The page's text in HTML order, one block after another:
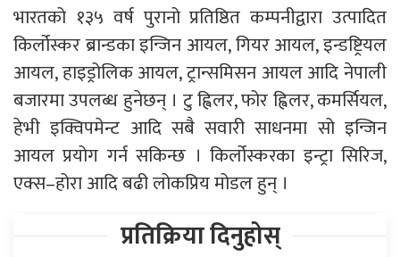
भारतको १३५ वर्ष पुरानो प्रतिष्ठित कम्पनीद्वारा उत्पादित
किर्लोस्कर ब्रान्डका इन्जिन आयल, गियर आयल, इन्डष्ट्रियल
आयल, हाइड्रोलिक आयल, ट्रान्समिसन आयल आदि नेपाली
बजारमा उपलब्ध हुनेछन् । टु ह्विलर, फोर ह्विलर, कमर्सियल,
हेभी इक्विपमेन्ट आदि सबै सवारी साधनमा सो इन्जिन
आयल प्रयोग गर्न सकिन्छ । किर्लोस्करका इन्ट्रा सिरिज,
एक्स–होरा आदि बढी लोकप्रिय मोडल हुन् ।
प्रतिक्रिया दिनुहोस्